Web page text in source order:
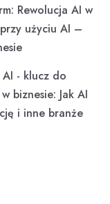
Rewolucja AI w
użyciu AI –
- klucz do
biznesie: Jak AI
i inne branże